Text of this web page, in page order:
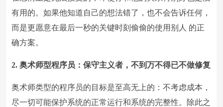
有用的。如果他知道自己的想法错了，也不会告诉任何，
而是更愿意在最后一秒的关键时刻偷偷的使用别人 的正
确方案。
2. 奥术师型程序员：保守主义者，不到万不得已不做修复
奥术师类型的程序员的目标是至高无上的：不考虑成本，
尽一切可能保护系统的正常运行和系统的完整性。除此之